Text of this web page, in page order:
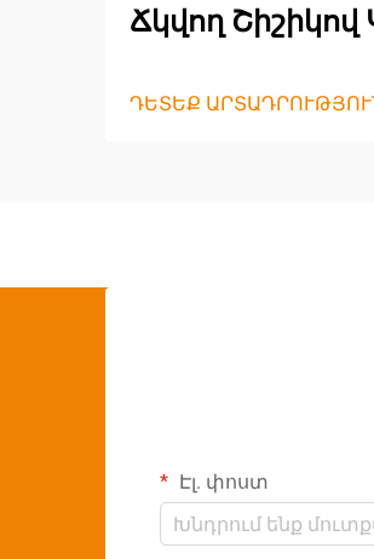
Ճկվող
ԴԵՏԵՔ
Էլ. փոստ